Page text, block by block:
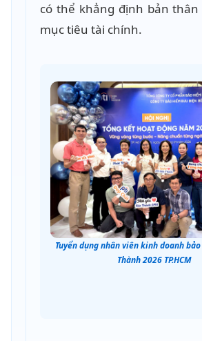
có thể khẳng định bản
mục tiêu tài chính.
Tuyển dụng nhân viên kinh doanh
Thành 2026 TP.HCM